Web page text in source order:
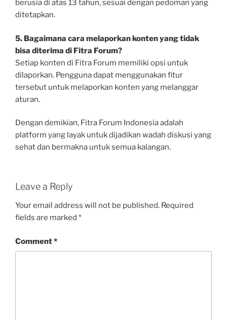
berusia di atas 13 tahun, sesuai dengan pedoman yang
ditetapkan.
5. Bagaimana cara melaporkan konten yang tidak
bisa diterima di Fitra Forum?
Setiap konten di Fitra Forum memiliki opsi untuk
dilaporkan. Pengguna dapat menggunakan fitur
tersebut untuk melaporkan konten yang melanggar
aturan.
Dengan demikian, Fitra Forum Indonesia adalah
platform yang layak untuk dijadikan wadah diskusi yang
sehat dan bermakna untuk semua kalangan.
Leave a Reply
Your email address will not be published. Required
fields are marked *
Comment*